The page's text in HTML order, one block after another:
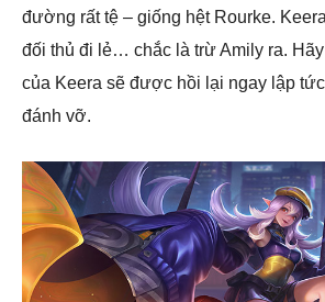
đường rất tệ – giống hệt Rourke.
đối thủ đi lẻ… chắc là trừ Amily ra.
của Keera sẽ được hồi lại ngay lập
đánh vỡ.